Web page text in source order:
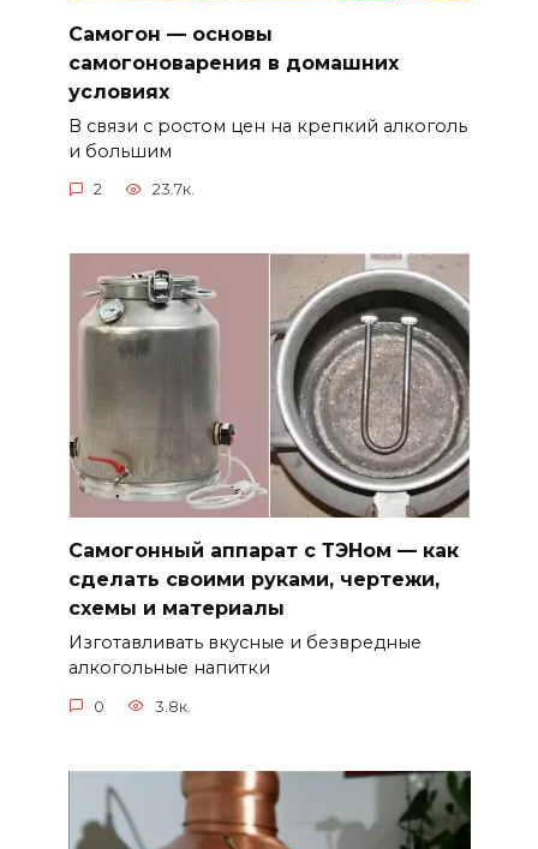
Самогон — основы
самогоноварения в домашних
условиях
В связи с ростом цен на крепкий алкоголь
и большим
2 23.7к.
Самогонный аппарат с ТЭНом — как
сделать своими руками, чертежи,
схемы и материалы
Изготавливать вкусные и безвредные
алкогольные напитки
0 3.8к.